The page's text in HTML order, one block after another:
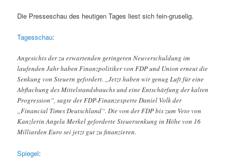
Die Presseschau des heutigen Tages liest sich fein-gruselig.
Tagesschau:
Angesichts der zu erwartenden geringeren Neuverschuldung im
laufenden Jahr haben Finanzpolitiker von FDP und Union erneut die
Senkung von Steuern gefordert. „Jetzt haben wir genug Luft für eine
Abflachung des Mittelstandsbauchs und eine Entschärfung der kalten
Progression“, sagte der FDP-Finanzexperte Daniel Volk der
„Financial Times Deutschland“. Die von der FDP bis zum Veto von
Kanzlerin Angela Merkel geforderte Steuersenkung in Höhe von 16
Milliarden Euro sei jetzt gut zu finanzieren.
Spiegel: